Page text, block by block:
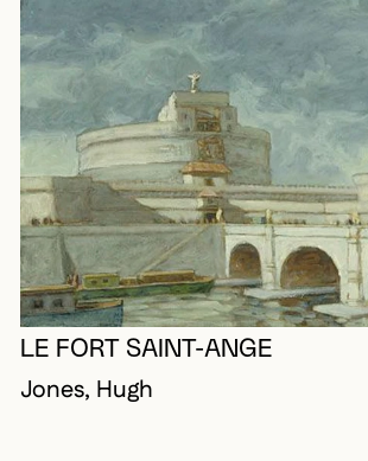
LE FORT SAINT-ANGE
Jones, Hugh